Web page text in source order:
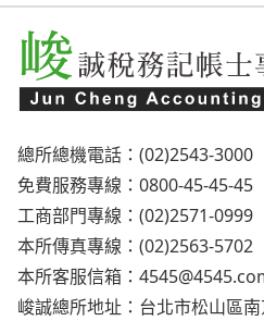
總所總機電話：(02)2543-3000
免費服務專線：0800-45-45-45
工商部門專線：(02)2571-0999
本所傳真專線：(02)2563-5702
本所客服信箱：
峻誠總所地址：台北市松山區